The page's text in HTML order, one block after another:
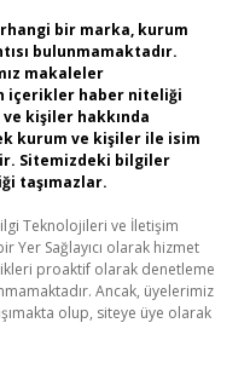
bir marka, kurum
bulunmamaktadır.
makaleler
içerikler haber niteliği
kişiler hakkında
kurum ve kişiler ile isim
Sitemizdeki bilgiler
taşımazlar.
Teknolojileri ve İletişim
Yer Sağlayıcı olarak hizmet
proaktif olarak denetleme
Ancak, üyelerimiz
olup, siteye üye olarak